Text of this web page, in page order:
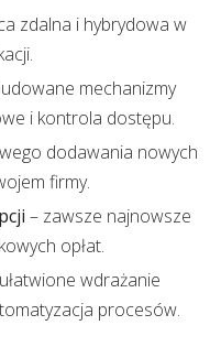
zdalna i hybrydowa w
mechanizmy
i kontrola dostępu.
dodawania nowych
firmy.
– zawsze najnowsze
opłat.
wdrażanie
procesów.